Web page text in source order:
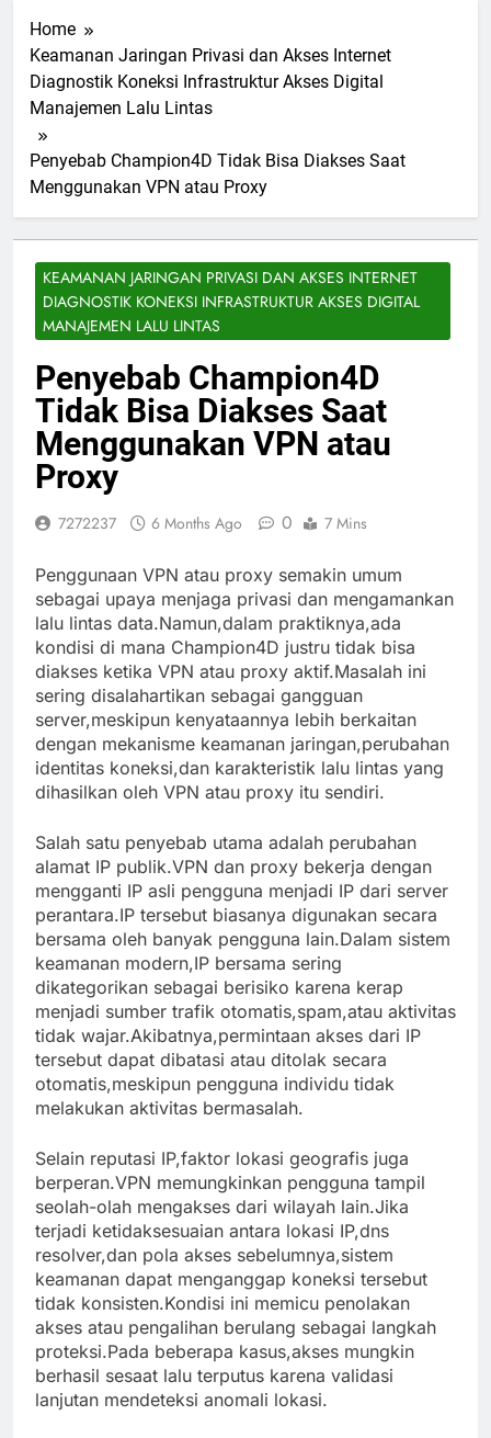
Home
Keamanan Jaringan Privasi dan Akses Internet
Diagnostik Koneksi Infrastruktur Akses Digital
Manajemen Lalu Lintas
Penyebab Champion4D Tidak Bisa Diakses Saat
Menggunakan VPN atau Proxy
KEAMANAN JARINGAN PRIVASI DAN AKSES INTERNET
DIAGNOSTIK KONEKSI INFRASTRUKTUR AKSES DIGITAL
MANAJEMEN LALU LINTAS
Penyebab Champion4D
Tidak Bisa Diakses Saat
Menggunakan VPN atau
Proxy
7272237 6 Months Ago 0 7 Mins
Penggunaan VPN atau proxy semakin umum
sebagai upaya menjaga privasi dan mengamankan
lalu lintas data.Namun,dalam praktiknya,ada
kondisi di mana Champion4D justru tidak bisa
diakses ketika VPN atau proxy aktif.Masalah ini
sering disalahartikan sebagai gangguan
server,meskipun kenyataannya lebih berkaitan
dengan mekanisme keamanan jaringan,perubahan
identitas koneksi,dan karakteristik lalu lintas yang
dihasilkan oleh VPN atau proxy itu sendiri.
Salah satu penyebab utama adalah perubahan
alamat IP publik.VPN dan proxy bekerja dengan
mengganti IP asli pengguna menjadi IP dari server
perantara.IP tersebut biasanya digunakan secara
bersama oleh banyak pengguna lain.Dalam sistem
keamanan modern,IP bersama sering
dikategorikan sebagai berisiko karena kerap
menjadi sumber trafik otomatis,spam,atau aktivitas
tidak wajar.Akibatnya,permintaan akses dari IP
tersebut dapat dibatasi atau ditolak secara
otomatis,meskipun pengguna individu tidak
melakukan aktivitas bermasalah.
Selain reputasi IP,faktor lokasi geografis juga
berperan.VPN memungkinkan pengguna tampil
seolah-olah mengakses dari wilayah lain.Jika
terjadi ketidaksesuaian antara lokasi IP,dns
resolver,dan pola akses sebelumnya,sistem
keamanan dapat menganggap koneksi tersebut
tidak konsisten.Kondisi ini memicu penolakan
akses atau pengalihan berulang sebagai langkah
proteksi.Pada beberapa kasus,akses mungkin
berhasil sesaat lalu terputus karena validasi
lanjutan mendeteksi anomali lokasi.